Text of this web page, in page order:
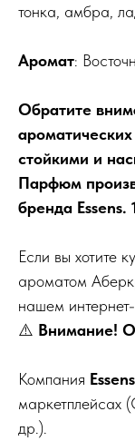
тонка, амбра,
Аромат:
Обратите
стойкими и
Парфюм
бренда Essens.
Если вы хотите
ароматом
нашем
⚠️ Внимание!
Компания Essens
маркетплейсах
др.).